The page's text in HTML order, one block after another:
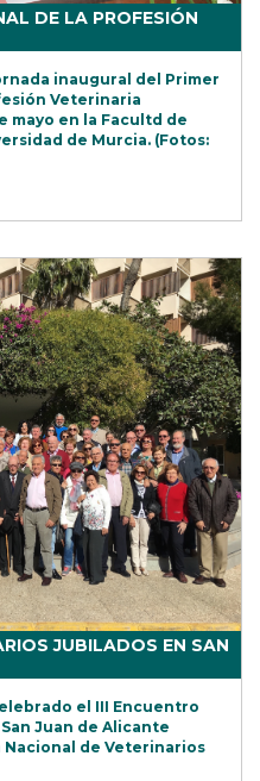
DE LA PROFESIÓN
inaugural del Primer
Veterinaria
mayo en la Facultd de
de Murcia. (Fotos:
JUBILADOS EN SAN
el III Encuentro
Juan de Alicante
de Veterinarios